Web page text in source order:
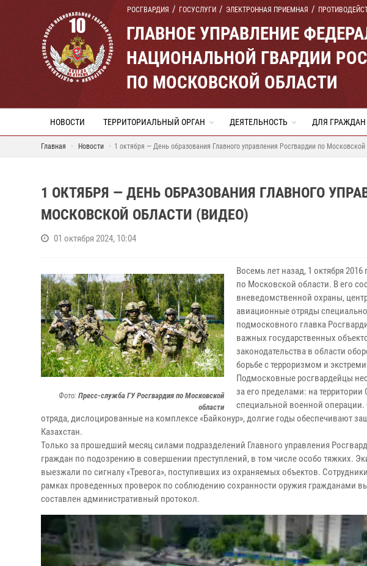
РОСГВАРДИЯ ГОСУСЛУГИ ЭЛЕКТРОННАЯ ПРИЕМНАЯ
ГЛАВНОЕ УПРАВЛЕНИЕ
НАЦИОНАЛЬНОЙ ГВАРДИИ
ПО МОСКОВСКОЙ ОБЛАСТИ
НОВОСТИ ТЕРРИТОРИАЛЬНЫЙ ОРГАН ДЕЯТЕЛЬНОСТЬ ДЛЯ ГРАЖДАН
Главная Новости 1 октября — День образования Главного управления Росгвардии по
1 ОКТЯБРЯ — ДЕНЬ ОБРАЗОВАНИЯ ГЛАВНОГО
МОСКОВСКОЙ ОБЛАСТИ (ВИДЕО)
01 октября 2024, 10:04
Фото: Пресс-служба ГУ Росгвардия по Московской
области
Восемь лет назад, 1 октября
по Московской области. В его
вневедомственной охраны,
авиационные отряды
подмосковного главка
важных государственных
законодательства в области
борьбе с терроризмом и
Подмосковные росгвардейцы
за его пределами: на
специальной военной
отряда, дислоцированные на комплексе «Байконур», долгие годы обеспечивают
Казахстан.
Только за прошедший месяц силами подразделений Главного управления
граждан по подозрению в совершении преступлений, в том числе особо тяжких.
выезжали по сигналу «Тревога», поступивших из охраняемых объектов.
рамках проведенных проверок по соблюдению сохранности оружия гражданами
составлен административный протокол.